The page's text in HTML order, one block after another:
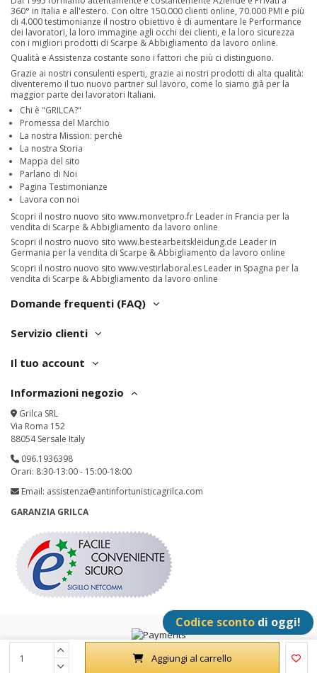
Aggiungi al carrello
360° in Italia e all'estero. Con oltre 150.000 clienti online, 70.000 PMI e più
di 4.000 testimonianze il nostro obiettivo è di aumentare le Performance
dei lavoratori, la loro immagine agli occhi dei clienti, e la loro sicurezza
con i migliori prodotti di Scarpe & Abbigliamento da lavoro online.
Qualità e Assistenza costante sono i fattori che più ci distinguono.
Grazie ai nostri consulenti esperti, grazie ai nostri prodotti di alta qualità:
diventeremo il tuo nuovo partner sul lavoro, come lo siamo già per la
maggior parte dei lavoratori Italiani.
Chi è "GRILCA?"
Promessa del Marchio
La nostra Mission: perchè
La nostra Storia
Mappa del sito
Parlano di Noi
Pagina Testimonianze
Lavora con noi
Scopri il nostro nuovo sito www.monvetpro.fr Leader in Francia per la
vendita di Scarpe & Abbigliamento da lavoro online
Scopri il nostro nuovo sito www.bestearbeitskleidung.de Leader in
Germania per la vendita di Scarpe & Abbigliamento da lavoro online
Scopri il nostro nuovo sito www.vestirlaboral.es Leader in Spagna per la
vendita di Scarpe & Abbigliamento da lavoro online
Domande frequenti (FAQ)
Servizio clienti
Il tuo account
Informazioni negozio
Grilca SRL
Via Roma 152
88054 Sersale Italy
096.1936398
Orari: 8:30-13:00 - 15:00-18:00
Email: assistenza@antinfortunisticagrilca.com
GARANZIA GRILCA
Grilca SRL - P.IVA: IT02342180797 - All Rights Reserved
Codice sconto di oggi!